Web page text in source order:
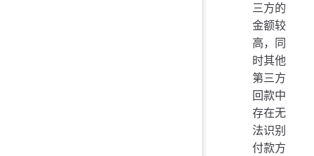
三方的
金额较
高，同
时其他
第三方
回款中
存在无
法识别
付款方